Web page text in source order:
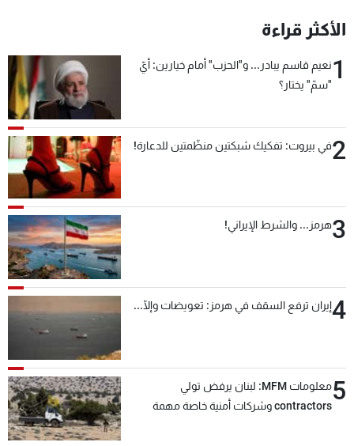
الأكثر قراءة
1نعيم قاسم يبادر... و"الحزب" أمام خيارين: أيّ
"سمّ" يختار؟
2في بيروت: تفكيك شبكتين منظّمتين للدعارة!
3هرمز... والشرط الإيراني!
4إيران ترفع السقف في هرمز: تعويضات وإلّا...
5
معلومات MFM: لبنان يرفض تولي
contractors وشركات أمنية خاصة مهمة